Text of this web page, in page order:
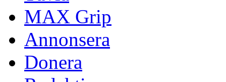
MAX Grip
Annonsera
Donera